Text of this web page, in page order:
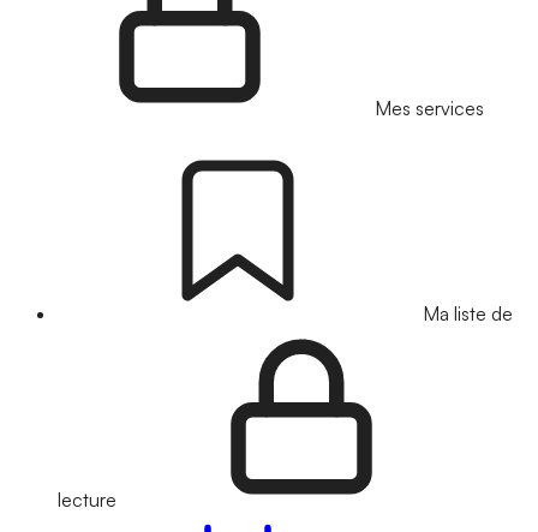
Mes services
Ma liste de
lecture